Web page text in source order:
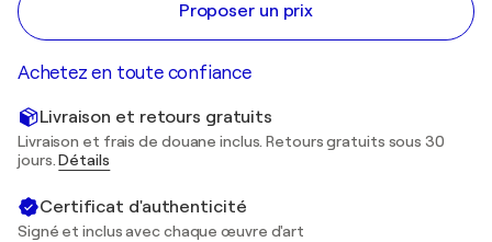
Proposer un prix
Achetez en toute confiance
Livraison et retours gratuits
Livraison et frais de douane inclus. Retours gratuits sous 30
jours.Détails
Certificat d'authenticité
Signé et inclus avec chaque œuvre d'art